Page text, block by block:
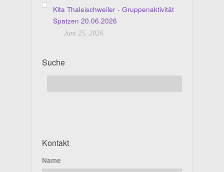
Kita Thaleischweiler - Gruppenaktivität
Spatzen 20.06.2026
Juni 25, 2026
Suche
Kontakt
Name